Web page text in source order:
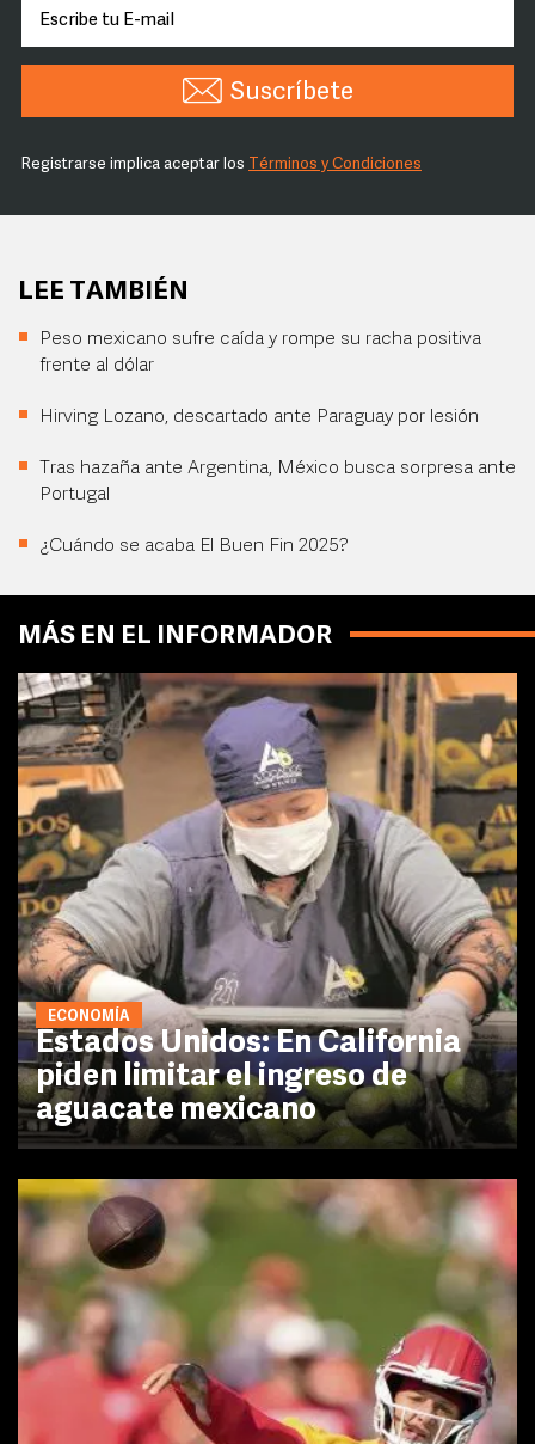
Suscríbete
Registrarse implica aceptar los Términos y Condiciones
LEE TAMBIÉN
Peso mexicano sufre caída y rompe su racha positiva
frente al dólar
Hirving Lozano, descartado ante Paraguay por lesión
Tras hazaña ante Argentina, México busca sorpresa ante
Portugal
¿Cuándo se acaba El Buen Fin 2025?
MÁS EN EL INFORMADOR
ECONOMÍA
Estados Unidos: En California
piden limitar el ingreso de
aguacate mexicano